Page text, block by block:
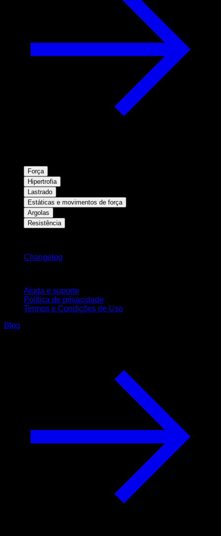
Força
Hipertrofia
Lastrado
Estáticas e movimentos de força
Argolas
Resistência
Changelog
Ajuda e suporte
Política de privacidade
Termos e Condições de Uso
Blog